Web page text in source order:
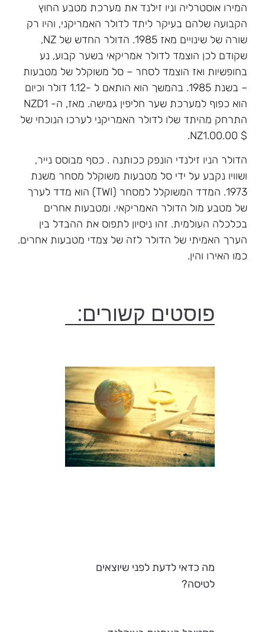
המירו אוסטרליה וניו זילנד את מערכת מטבע החוץ
הקבועה שלהם בעיקר ליתד לדולר האמריקני, והיו רק
שורה של שינויים מאז 1985. הדולר החדש של NZ,
שקודם לכן הוצמד לדולר אמריקאי בשער קבוע, נע
בחופשיות ואז הוצמד לסחר – סל משוקלל של מטבעות
– בשנת 1985. בהמשך הוא הותאם ל -1.12 דולר וכיום
הוא כפוף למערכת שער חליפין גמישה. מאז, ה- NZD1
התרחק מהיתד שלו לדולר האמריקני לערכו הנוכחי של
$ NZ1.00.00.
הדולר הניו זילנדי הונפק ככותנה . כסף מבוסס נייר,
ושוויו נקבע על ידי סל מטבעות משוקלל מסחר משנת
1973. המדד המשוקלל למסחר (TWI) הוא מדד לערך
של מטבע מול הדולר האמריקאי. ומטבעות אחרים
בכלכלה העולמית. זהו ניסיון לתפוס את ההבדל בין
הערך האמיתי של הדולר לזה של צמדי מטבעות אחרים.
כמו האירו והין.
פוסטים קשורים:
מה כדאי לדעת לפני שיוצאים
לטיסה?